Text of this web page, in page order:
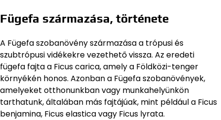
Fügefa származása, története
A Fügefa szobanövény származása a trópusi és
szubtrópusi vidékekre vezethető vissza. Az eredeti
fügefa fajta a Ficus carica, amely a Földközi-tenger
környékén honos. Azonban a Fügefa szobanövények,
amelyeket otthonunkban vagy munkahelyünkön
tarthatunk, általában más fajtájúak, mint például a Ficus
benjamina, Ficus elastica vagy Ficus lyrata.